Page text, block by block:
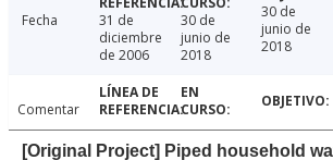
Fecha
31 de
diciembre
de 2006
30 de
junio de
2018
30 de
junio de
2018
Comentar
[Original Project] Piped household